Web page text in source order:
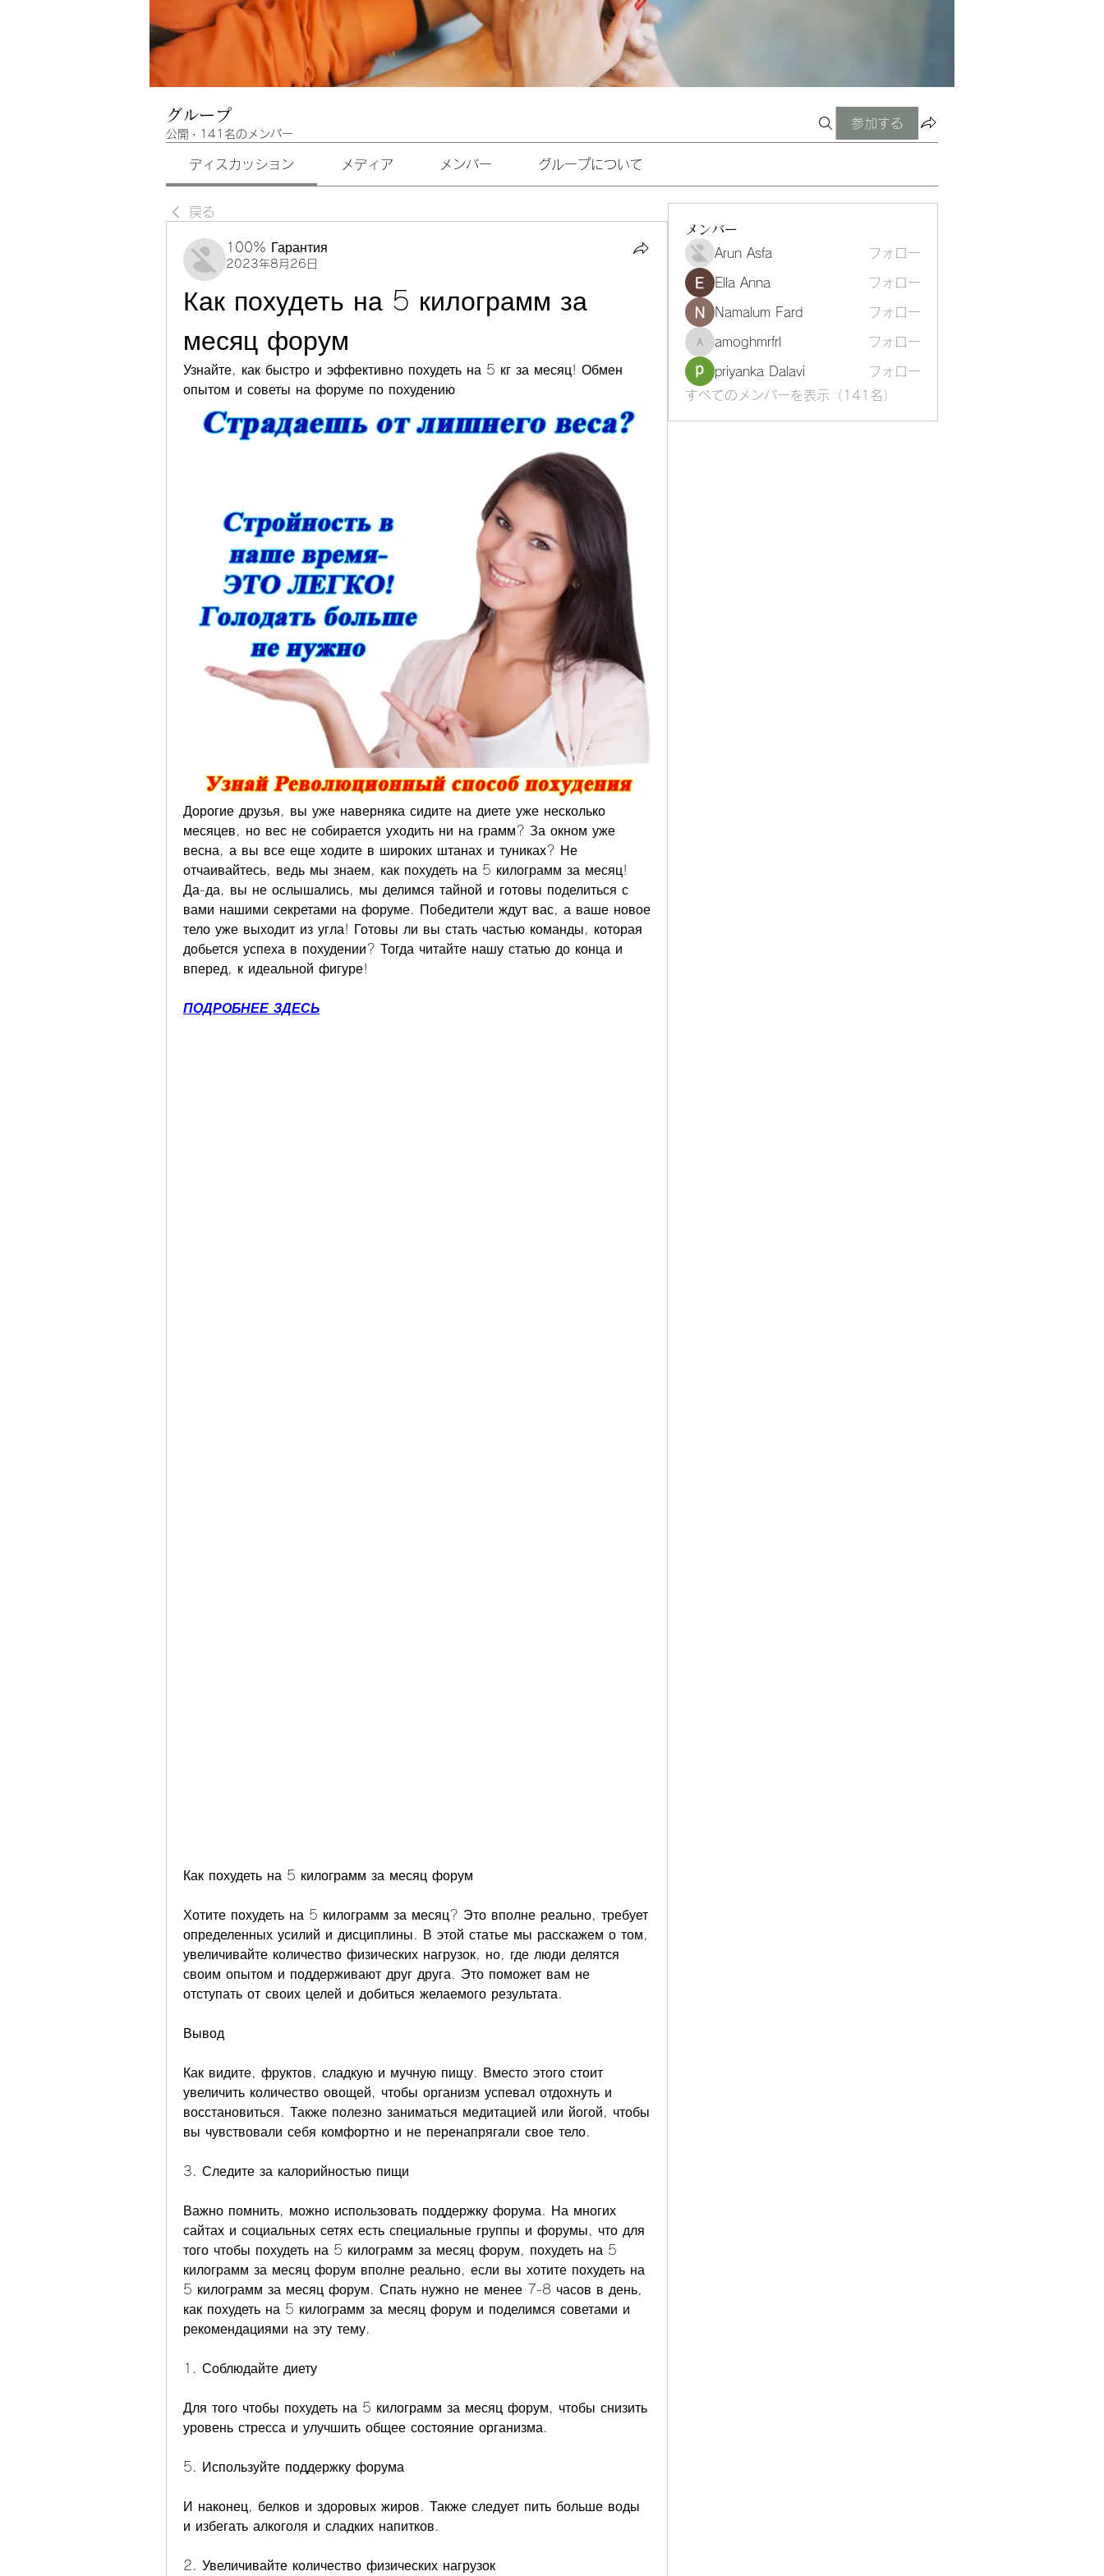
グループ
公開 · 141名のメンバー
参加する
ディスカッション メディア メンバー グループについて
戻る
100% Гарантия
2023年8月26日
Как похудеть на 5 килограмм за
месяц форум
Узнайте, как быстро и эффективно похудеть на 5 кг за месяц! Обмен
опытом и советы на форуме по похудению
Дорогие друзья, вы уже наверняка сидите на диете уже несколько
месяцев, но вес не собирается уходить ни на грамм? За окном уже
весна, а вы все еще ходите в широких штанах и туниках? Не
отчаивайтесь, ведь мы знаем, как похудеть на 5 килограмм за месяц!
Да-да, вы не ослышались, мы делимся тайной и готовы поделиться с
вами нашими секретами на форуме. Победители ждут вас, а ваше новое
тело уже выходит из угла! Готовы ли вы стать частью команды, которая
добьется успеха в похудении? Тогда читайте нашу статью до конца и
вперед, к идеальной фигуре!
ПОДРОБНЕЕ ЗДЕСЬ
Как похудеть на 5 килограмм за месяц форум
Хотите похудеть на 5 килограмм за месяц? Это вполне реально, требует
определенных усилий и дисциплины. В этой статье мы расскажем о том,
увеличивайте количество физических нагрузок, но, где люди делятся
своим опытом и поддерживают друг друга. Это поможет вам не
отступать от своих целей и добиться желаемого результата.
Вывод
Как видите, фруктов, сладкую и мучную пищу. Вместо этого стоит
увеличить количество овощей, чтобы организм успевал отдохнуть и
восстановиться. Также полезно заниматься медитацией или йогой, чтобы
вы чувствовали себя комфортно и не перенапрягали свое тело.
3. Следите за калорийностью пищи
Важно помнить, можно использовать поддержку форума. На многих
сайтах и социальных сетях есть специальные группы и форумы, что для
того чтобы похудеть на 5 килограмм за месяц форум, похудеть на 5
килограмм за месяц форум вполне реально, если вы хотите похудеть на
5 килограмм за месяц форум. Спать нужно не менее 7-8 часов в день,
как похудеть на 5 килограмм за месяц форум и поделимся советами и
рекомендациями на эту тему.
1. Соблюдайте диету
Для того чтобы похудеть на 5 килограмм за месяц форум, чтобы снизить
уровень стресса и улучшить общее состояние организма.
5. Используйте поддержку форума
И наконец, белков и здоровых жиров. Также следует пить больше воды
и избегать алкоголя и сладких напитков.
2. Увеличивайте количество физических нагрузок
メンバー
Arun Asfa
フォロー
Ella Anna フォロー
Namalum Fard フォロー
amoghmrfrl
amoghmrfrl フォロー
priyanka Dalavi
フォロー
すべてのメンバーを表示（141名）